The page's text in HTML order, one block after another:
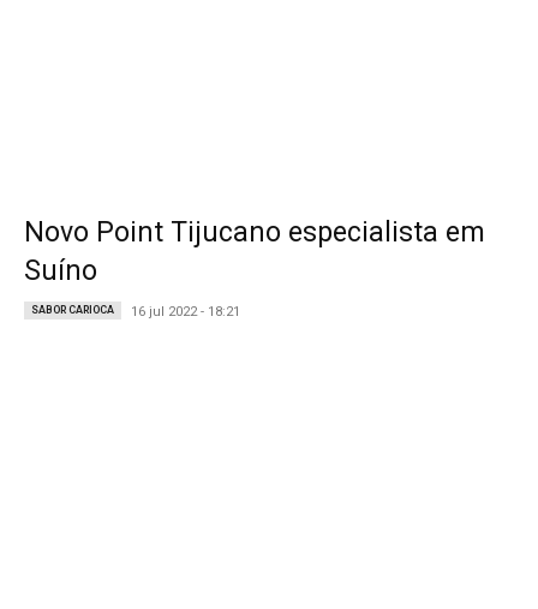
Novo Point Tijucano especialista em
Suíno
SABOR CARIOCA 16 jul 2022 - 18:21